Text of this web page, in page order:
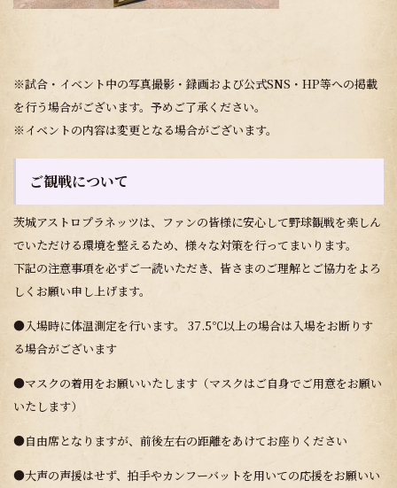
※試合・イベント中の写真撮影・録画および公式SNS・HP等への掲載
を行う場合がございます。予めご了承ください。
※イベントの内容は変更となる場合がございます。
ご観戦について
茨城アストロプラネッツは、ファンの皆様に安心して野球観戦を楽しん
でいただける環境を整えるため、様々な対策を行ってまいります。
下記の注意事項を必ずご一読いただき、皆さまのご理解とご協力をよろ
しくお願い申し上げます。
●入場時に体温測定を行います。 37.5℃以上の場合は入場をお断りす
る場合がございます
●マスクの着用をお願いいたします（マスクはご自身でご用意をお願い
いたします）
●自由席となりますが、前後左右の距離をあけてお座りください
●大声の声援はせず、拍手やカンフーバットを用いての応援をお願いい